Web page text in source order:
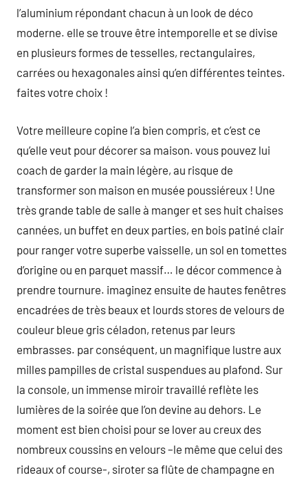
l’aluminium répondant chacun à un look de déco
moderne. elle se trouve être intemporelle et se divise
en plusieurs formes de tesselles, rectangulaires,
carrées ou hexagonales ainsi qu’en différentes teintes.
faites votre choix !
Votre meilleure copine l’a bien compris, et c’est ce
qu’elle veut pour décorer sa maison. vous pouvez lui
coach de garder la main légère, au risque de
transformer son maison en musée poussiéreux ! Une
très grande table de salle à manger et ses huit chaises
cannées, un buffet en deux parties, en bois patiné clair
pour ranger votre superbe vaisselle, un sol en tomettes
d’origine ou en parquet massif… le décor commence à
prendre tournure. imaginez ensuite de hautes fenêtres
encadrées de très beaux et lourds stores de velours de
couleur bleue gris céladon, retenus par leurs
embrasses. par conséquent, un magnifique lustre aux
milles pampilles de cristal suspendues au plafond. Sur
la console, un immense miroir travaillé reflète les
lumières de la soirée que l’on devine au dehors. Le
moment est bien choisi pour se lover au creux des
nombreux coussins en velours –le même que celui des
rideaux of course-, siroter sa flûte de champagne en